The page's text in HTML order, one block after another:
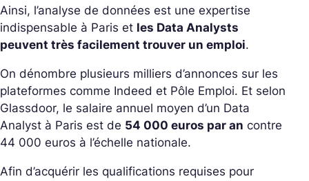
Ainsi, l’analyse de données est une expertise
indispensable à Paris et les Data Analysts
peuvent très facilement trouver un emploi.
On dénombre plusieurs milliers d’annonces sur les
plateformes comme Indeed et Pôle Emploi. Et selon
Glassdoor, le salaire annuel moyen d’un Data
Analyst à Paris est de 54 000 euros par an contre
44 000 euros à l’échelle nationale.
Afin d’acquérir les qualifications requises pour